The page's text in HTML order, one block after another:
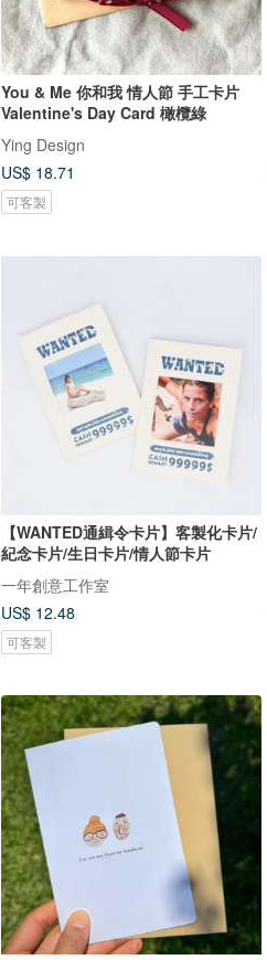
You & Me 你和我 情人節 手工卡片
Valentine's Day Card 橄欖綠
Ying Design
US$ 18.71
可客製
【WANTED通緝令卡片】客製化卡片/
紀念卡片/生日卡片/情人節卡片
一年創意工作室
US$ 12.48
可客製